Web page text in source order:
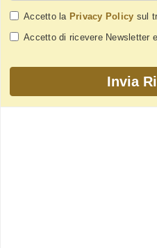
Accetto la Privacy Policy sul
Accetto di ricevere Newsletter